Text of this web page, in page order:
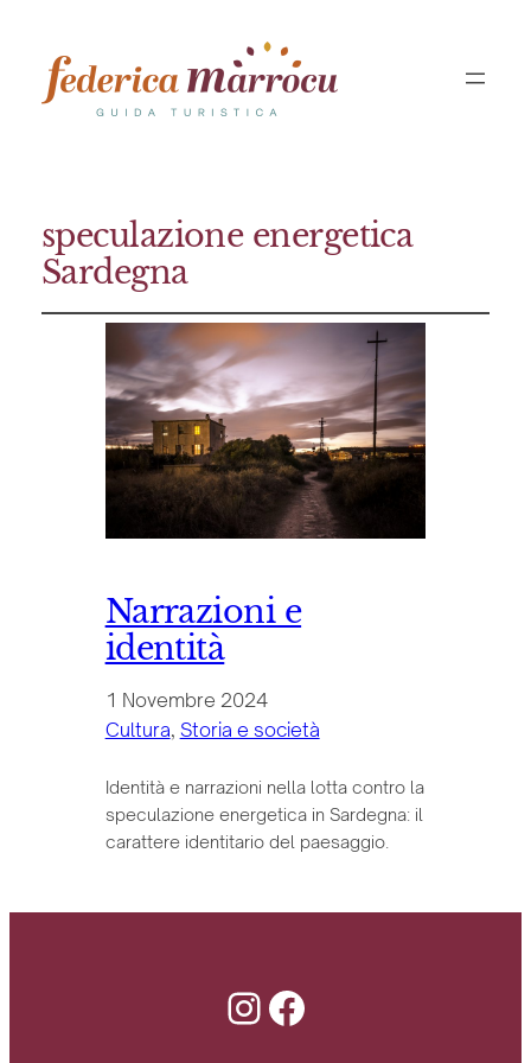
speculazione energetica
Sardegna
Narrazioni e
identità
1 Novembre 2024
Cultura, Storia e società
Identità e narrazioni nella lotta contro la
speculazione energetica in Sardegna: il
carattere identitario del paesaggio.
Instagram
Facebook